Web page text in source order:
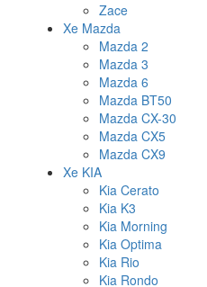
Zace
Xe Mazda
Mazda 2
Mazda 3
Mazda 6
Mazda BT50
Mazda CX-30
Mazda CX5
Mazda CX9
Xe KIA
Kia Cerato
Kia K3
Kia Morning
Kia Optima
Kia Rio
Kia Rondo